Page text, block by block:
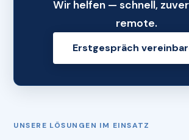
Wir helfen — schnell,
remote.
Erstgespräch
UNSERE LÖSUNGEN IM EINSATZ